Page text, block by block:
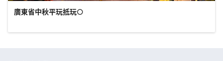
廣東省中秋平玩抵玩🌕